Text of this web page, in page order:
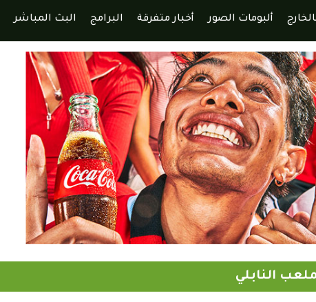
ألبومات الصور أخبار متفرقة البرامج البث المباشر
النابلي